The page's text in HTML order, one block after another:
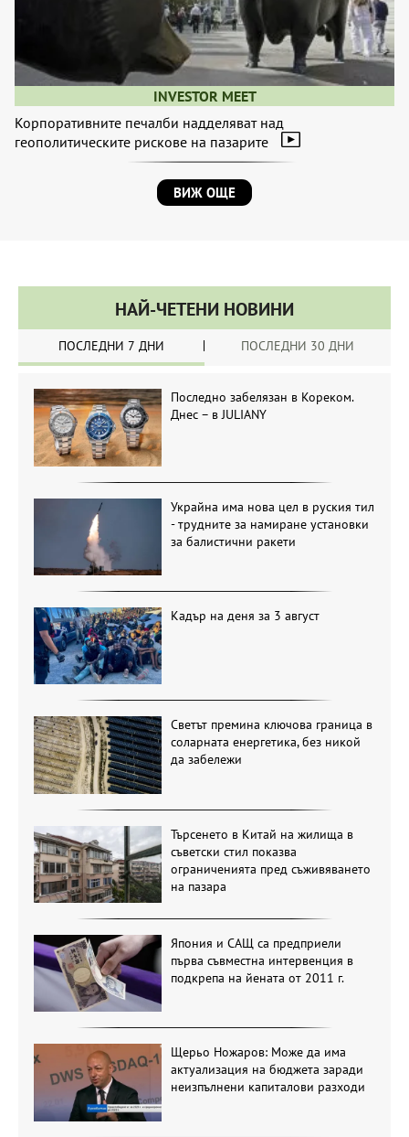
INVESTOR MEET
Корпоративните печалби надделяват над
геополитическите рискове на пазарите
ВИЖ ОЩЕ
НАЙ-ЧЕТЕНИ НОВИНИ
ПОСЛЕДНИ 7 ДНИ ПОСЛЕДНИ 30 ДНИ
Последно забелязан в Кореком.
Днес – в JULIANY
Украйна има нова цел в руския тил
- трудните за намиране установки
за балистични ракети
Кадър на деня за 3 август
Светът премина ключова граница в
соларната енергетика, без никой
да забележи
Търсенето в Китай на жилища в
съветски стил показва
ограниченията пред съживяването
на пазара
Япония и САЩ са предприели
първа съвместна интервенция в
подкрепа на йената от 2011 г.
Щерьо Ножаров: Може да има
актуализация на бюджета заради
неизпълнени капиталови разходи